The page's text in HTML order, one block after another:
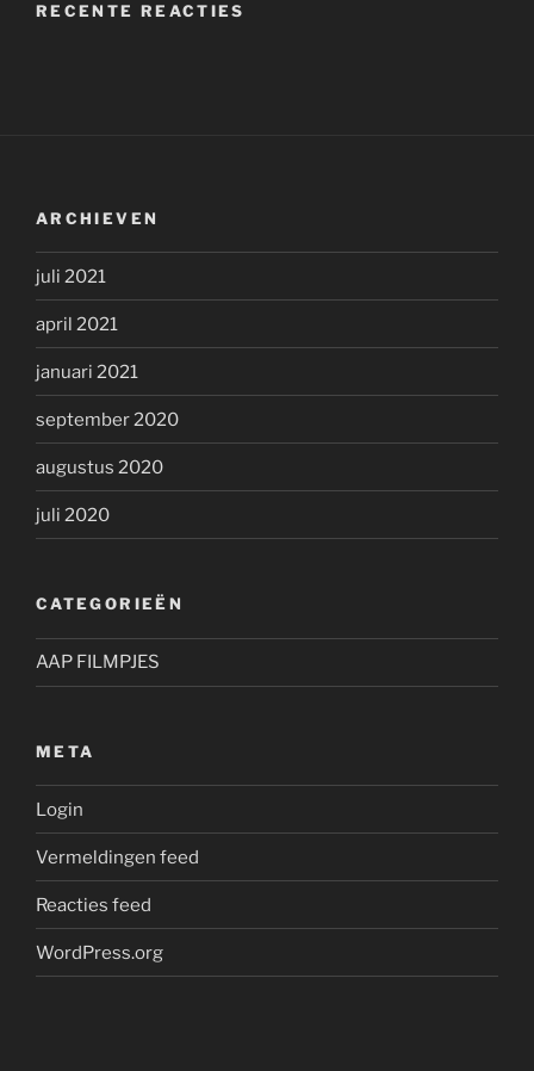
RECENTE REACTIES
ARCHIEVEN
juli 2021
april 2021
januari 2021
september 2020
augustus 2020
juli 2020
CATEGORIEËN
AAP FILMPJES
META
Login
Vermeldingen feed
Reacties feed
WordPress.org